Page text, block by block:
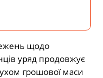
щодо
уряд продовжує
грошової маси